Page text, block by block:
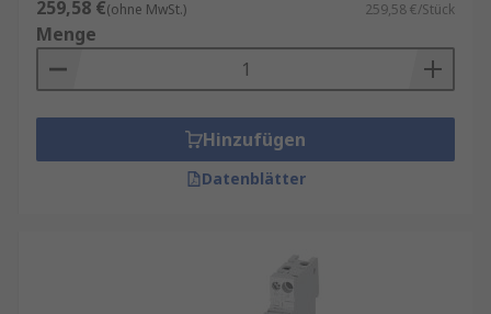
259,58 €(ohne MwSt.) 259,58 €/Stück
Menge
Hinzufügen
Datenblätter